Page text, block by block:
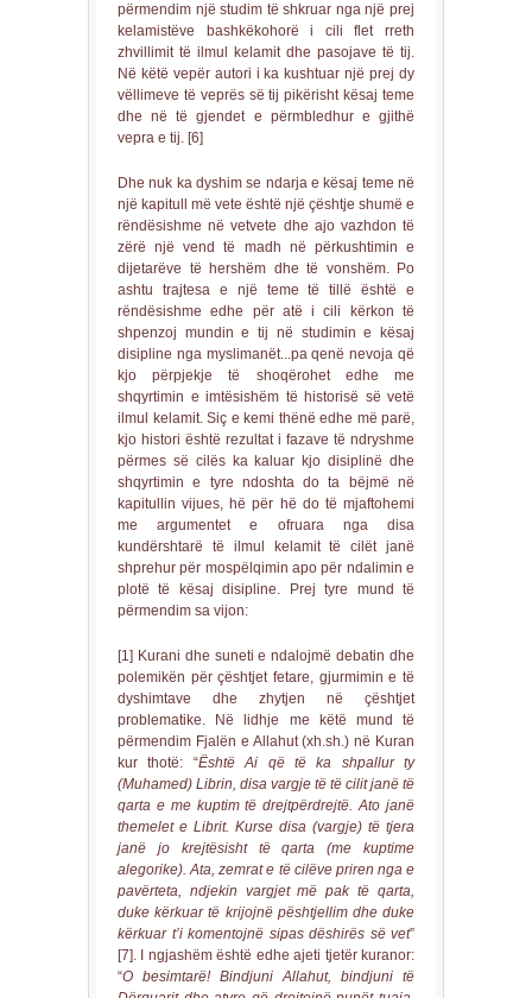
përmendim një studim të shkruar nga një prej
kelamistëve bashkëkohorë i cili flet rreth
zhvillimit të ilmul kelamit dhe pasojave të tij.
Në këtë vepër autori i ka kushtuar një prej dy
vëllimeve të veprës së tij pikërisht kësaj teme
dhe në të gjendet e përmbledhur e gjithë
vepra e tij. [6]
Dhe nuk ka dyshim se ndarja e kësaj teme në
një kapitull më vete është një çështje shumë e
rëndësishme në vetvete dhe ajo vazhdon të
zërë një vend të madh në përkushtimin e
dijetarëve të hershëm dhe të vonshëm. Po
ashtu trajtesa e një teme të tillë është e
rëndësishme edhe për atë i cili kërkon të
shpenzoj mundin e tij në studimin e kësaj
disipline nga myslimanët...pa qenë nevoja që
kjo përpjekje të shoqërohet edhe me
shqyrtimin e imtësishëm të historisë së vetë
ilmul kelamit. Siç e kemi thënë edhe më parë,
kjo histori është rezultat i fazave të ndryshme
përmes së cilës ka kaluar kjo disiplinë dhe
shqyrtimin e tyre ndoshta do ta bëjmë në
kapitullin vijues, hë për hë do të mjaftohemi
me argumentet e ofruara nga disa
kundërshtarë të ilmul kelamit të cilët janë
shprehur për mospëlqimin apo për ndalimin e
plotë të kësaj disipline. Prej tyre mund të
përmendim sa vijon:
[1] Kurani dhe suneti e ndalojmë debatin dhe
polemikën për çështjet fetare, gjurmimin e të
dyshimtave dhe zhytjen në çështjet
problematike. Në lidhje me këtë mund të
përmendim Fjalën e Allahut (xh.sh.) në Kuran
kur thotë: “Është Ai që të ka shpallur ty
(Muhamed) Librin, disa vargje të të cilit janë të
qarta e me kuptim të drejtpërdrejtë. Ato janë
themelet e Librit. Kurse disa (vargje) të tjera
janë jo krejtësisht të qarta (me kuptime
alegorike). Ata, zemrat e të cilëve priren nga e
pavërteta, ndjekin vargjet më pak të qarta,
duke kërkuar të krijojnë pështjellim dhe duke
kërkuar t’i komentojnë sipas dëshirës së vet”
[7]. I ngjashëm është edhe ajeti tjetër kuranor:
“O besimtarë! Bindjuni Allahut, bindjuni të